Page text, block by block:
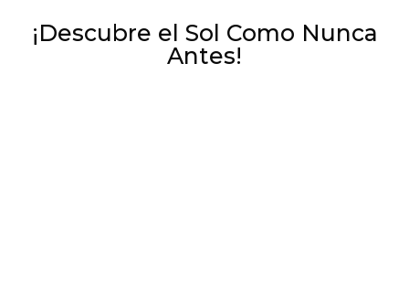
¡Descubre el Sol Como Nunca
Antes!